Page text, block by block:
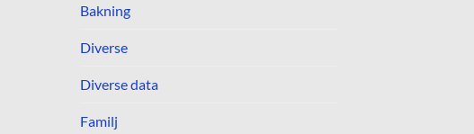
Bakning
Diverse
Diverse data
Familj